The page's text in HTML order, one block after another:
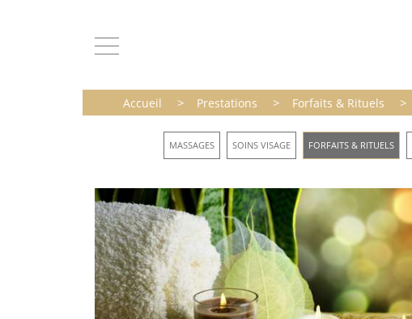
Accueil > Prestations > Forfaits & Rituels >
MASSAGES SOINS VISAGE FORFAITS & RITUELS